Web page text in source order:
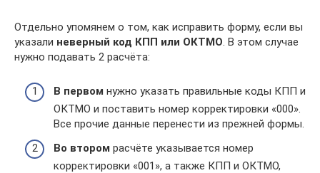
Отдельно упомянем о том, как исправить форму, если вы
указали неверный код КПП или ОКТМО . В этом случае
нужно подавать 2 расчёта:
В первом нужно указать правильные коды КПП и
ОКТМО и поставить номер корректировки «000».
Все прочие данные перенести из прежней формы.
Во втором расчёте указывается номер
корректировки «001», а также КПП и ОКТМО,